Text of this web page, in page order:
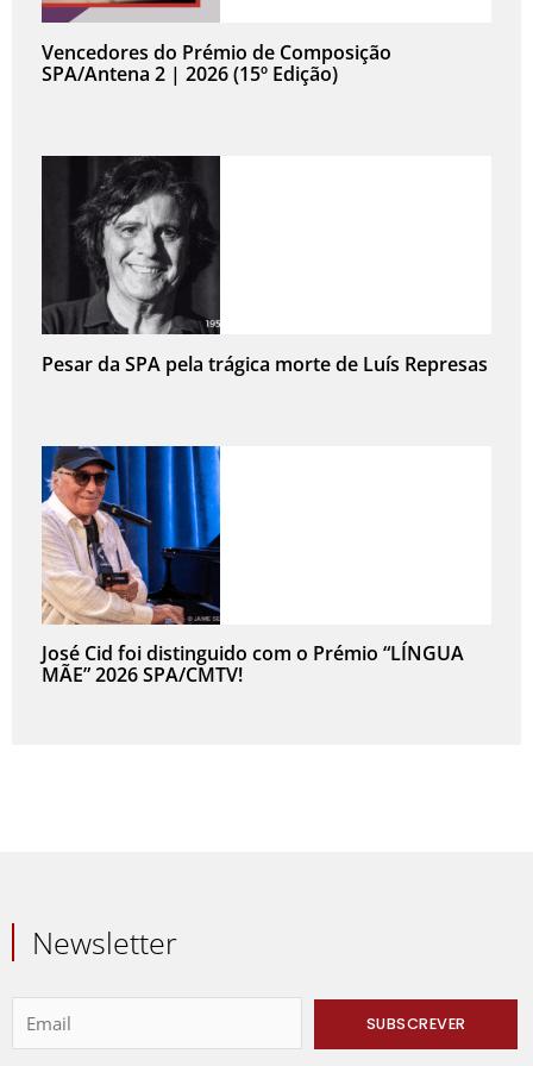
Vencedores do Prémio de Composição
SPA/Antena 2 | 2026 (15º Edição)
Pesar da SPA pela trágica morte de Luís Represas
José Cid foi distinguido com o Prémio “LÍNGUA
MÃE” 2026 SPA/CMTV!
Newsletter